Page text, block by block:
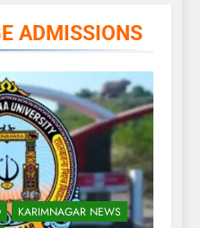
ADMISSIONS
KARIMNAGAR NEWS